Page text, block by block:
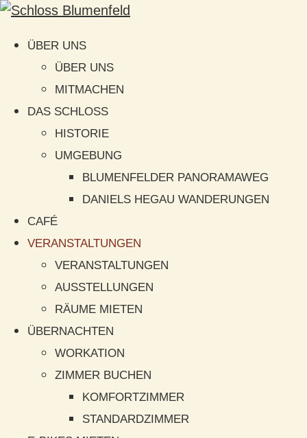
ÜBER UNS
ÜBER UNS
MITMACHEN
DAS SCHLOSS
HISTORIE
UMGEBUNG
BLUMENFELDER PANORAMAWEG
DANIELS HEGAU WANDERUNGEN
CAFÉ
VERANSTALTUNGEN
VERANSTALTUNGEN
AUSSTELLUNGEN
RÄUME MIETEN
ÜBERNACHTEN
WORKATION
ZIMMER BUCHEN
KOMFORTZIMMER
STANDARDZIMMER